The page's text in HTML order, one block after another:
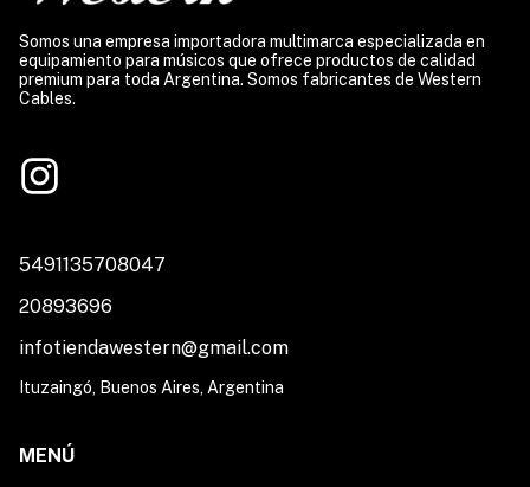
Somos una empresa importadora multimarca especializada en
equipamiento para músicos que ofrece productos de calidad
premium para toda Argentina. Somos fabricantes de Western
Cables.
5491135708047
20893696
infotiendawestern@gmail.com
Ituzaingó, Buenos Aires, Argentina
MENÚ